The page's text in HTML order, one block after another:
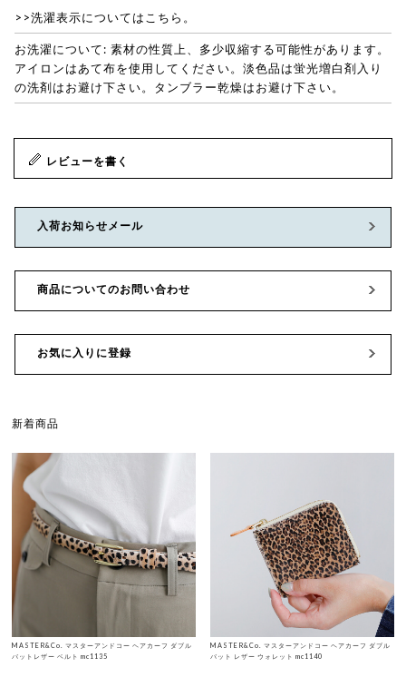
>>洗濯表示についてはこちら。
お洗濯について: 素材の性質上、多少収縮する可能性があります。
アイロンはあて布を使用してください。淡色品は蛍光増白剤入り
の洗剤はお避け下さい。タンブラー乾燥はお避け下さい。
レビューを書く
入荷お知らせメール
商品についてのお問い合わせ
お気に入りに登録
新着商品
MASTER&Co. マスターアンドコー ヘアカーフ ダブル
バットレザー ベルト mc1135
MASTER&Co. マスターアンドコー ヘアカーフ ダブル
バット レザー ウォレット mc1140